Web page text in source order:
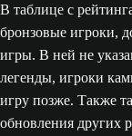
В таблице с
бронзовые игроки,
игры. В ней не
легенды, игроки
игру позже. Также
обновления других